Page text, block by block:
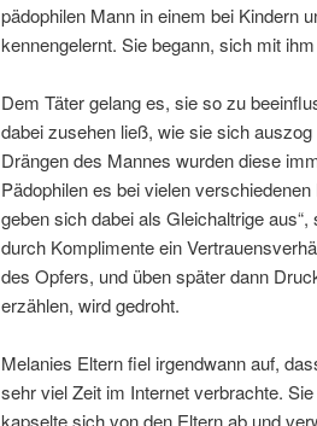
pädophilen Mann in einem bei Kindern
kennengelernt. Sie begann, sich mit
Dem Täter gelang es, sie so zu
dabei zusehen ließ, wie sie sich
Drängen des Mannes wurden diese
Pädophilen es bei vielen
geben sich dabei als Gleichaltrige
durch Komplimente ein
des Opfers, und üben später dann
erzählen, wird gedroht.
Melanies Eltern fiel irgendwann auf,
sehr viel Zeit im Internet verbrachte.
kapselte sich von den Eltern ab und